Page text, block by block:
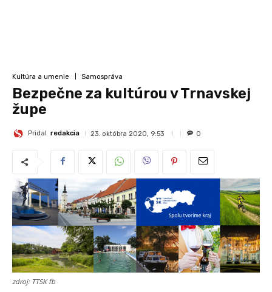
Kultúra a umenie Samospráva
Bezpečne za kultúrou v Trnavskej
župe
Pridal redakcia 23. októbra 2020, 9:53 0
zdroj: TTSK fb